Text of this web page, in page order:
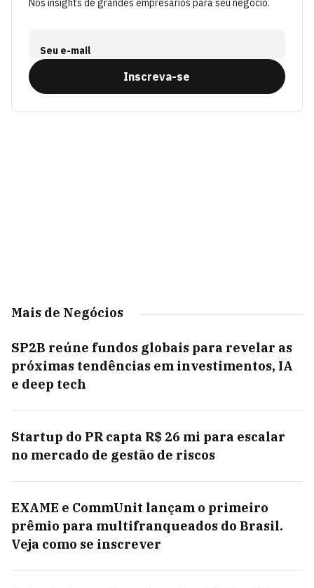
Nos insights de grandes empresários para seu negócio.
Seu e-mail
Inscreva-se
Mais de Negócios
SP2B reúne fundos globais para revelar as
próximas tendências em investimentos, IA
e deep tech
Startup do PR capta R$ 26 mi para escalar
no mercado de gestão de riscos
EXAME e CommUnit lançam o primeiro
prêmio para multifranqueados do Brasil.
Veja como se inscrever